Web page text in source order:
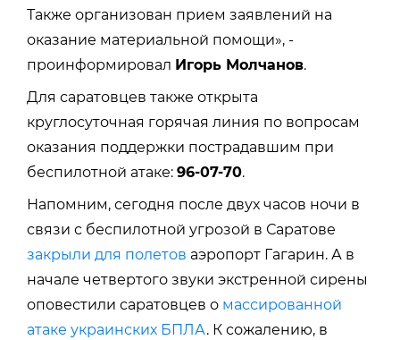
Также организован прием заявлений на
оказание материальной помощи», -
проинформировал Игорь Молчанов.
Для саратовцев также открыта
круглосуточная горячая линия по вопросам
оказания поддержки пострадавшим при
беспилотной атаке: 96-07-70.
Напомним, сегодня после двух часов ночи в
связи с беспилотной угрозой в Саратове
закрыли для полетов аэропорт Гагарин. А в
начале четвертого звуки экстренной сирены
оповестили саратовцев о массированной
атаке украинских БПЛА. К сожалению, в